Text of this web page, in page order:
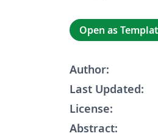
Open as
Author:
Last Updated:
License:
Abstract: